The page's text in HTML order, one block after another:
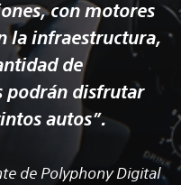
con motores
la infraestructura,
de
podrán disfrutar
autos”.
de Polyphony Digital